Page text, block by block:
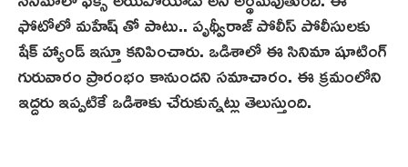
ఫోటోలో మహేష్ తో పాటు.. పృథ్వీరాజ్ పోలీస్ పోలీసులకు
షేక్ హ్యాండ్ ఇస్తూ కనిపించారు. ఒడిశాలో ఈ సినిమా షూటింగ్
గురువారం ప్రారంభం కానుందని సమాచారం. ఈ క్రమంలోని
ఇద్దరు ఇప్పటికే ఒడిశాకు చేరుకున్నట్లు తెలుస్తుంది.